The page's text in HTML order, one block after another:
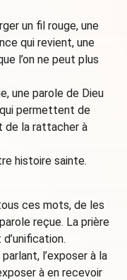
un fil rouge, une
qui revient, une
l’on ne peut plus
une parole de Dieu
permettent de
de la rattacher à
histoire sainte.
ces mots, de les
reçue. La prière
l’exposer à la
à en recevoir